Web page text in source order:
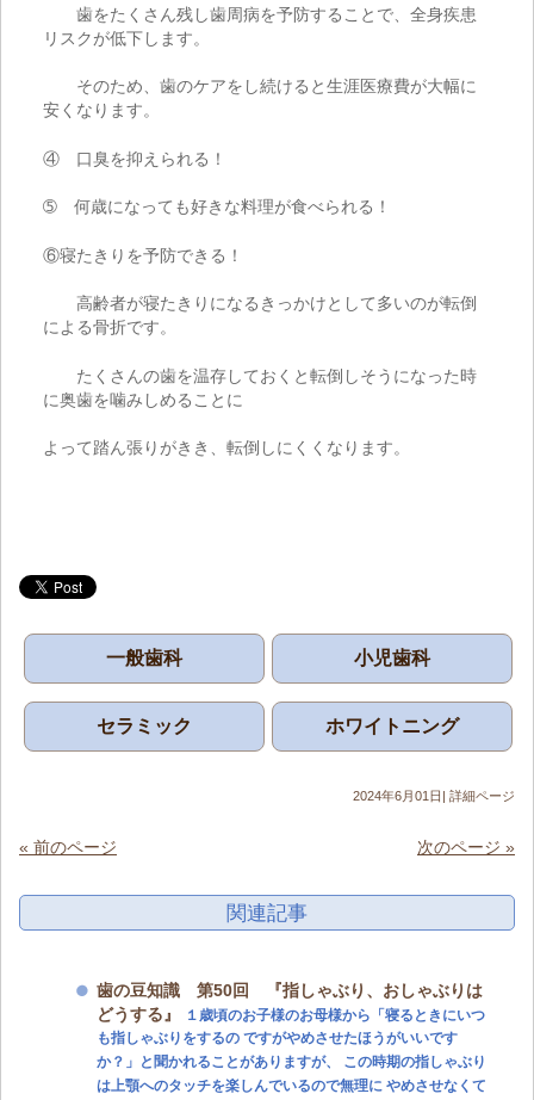
歯をたくさん残し歯周病を予防することで、全身疾患
リスクが低下します。
そのため、歯のケアをし続けると生涯医療費が大幅に
安くなります。
④ 口臭を抑えられる！
➄ 何歳になっても好きな料理が食べられる！
⑥寝たきりを予防できる！
高齢者が寝たきりになるきっかけとして多いのが転倒
による骨折です。
たくさんの歯を温存しておくと転倒しそうになった時
に奥歯を噛みしめることに
よって踏ん張りがきき、転倒しにくくなります。
一般歯科 小児歯科
セラミック ホワイトニング
2024年6月01日| 詳細ページ
« 前のページ 次のページ »
関連記事
歯の豆知識 第50回 『指しゃぶり、おしゃぶりは
どうする』
１歳頃のお子様のお母様から「寝るときにいつ
も指しゃぶりをするの ですがやめさせたほうがいいです
か？」と聞かれることがありますが、 この時期の指しゃぶり
は上顎へのタッチを楽しんでいるので無理に やめさせなくて